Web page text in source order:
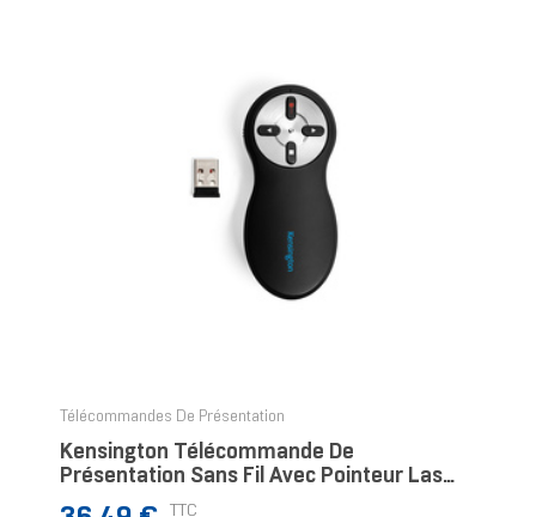
Télécommandes De Présentation
Kensington Télécommande De
Présentation Sans Fil Avec Pointeur Laser
Prix TTC